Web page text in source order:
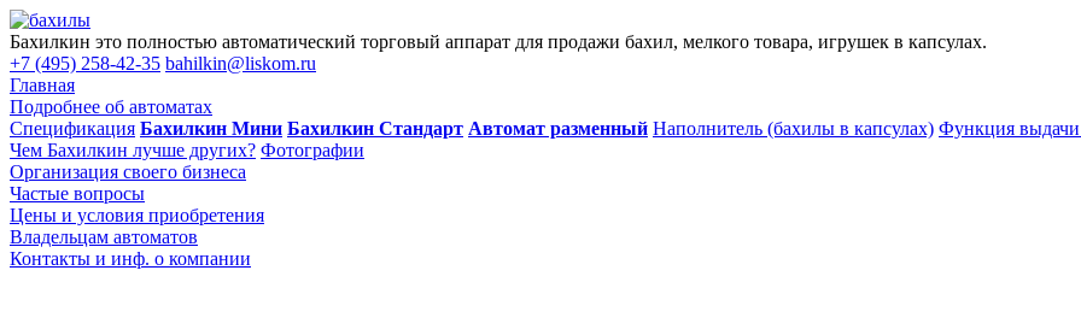
Бахилкин это полностью автоматический торговый аппарат для продажи бахил, мелкого товара, игрушек в капсулах.
+7 (495) 258-42-35 bahilkin@liskom.ru
Главная
Подробнее об автоматах
Спецификация Бахилкин Мини Бахилкин Стандарт Автомат разменный Наполнитель (бахилы в капсулах) Функция выдачи
Чем Бахилкин лучше других? Фотографии
Организация своего бизнеса
Частые вопросы
Цены и условия приобретения
Владельцам автоматов
Контакты и инф. о компании